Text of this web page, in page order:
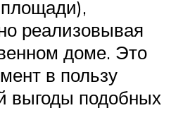
реализовывая
доме. Это
в пользу
выгоды подобных